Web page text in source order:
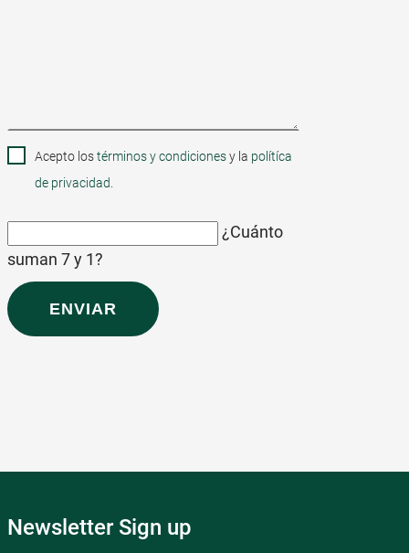
Acepto lostérminos y condicionesy la polítíca
de privacidad
¿Cuánto
suman 7 y 1?
ENVIAR
Newsletter Sign up